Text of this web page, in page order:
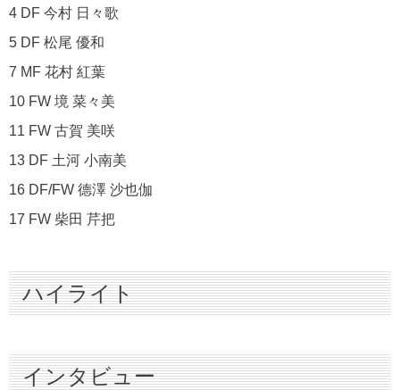
4 DF 今村 日々歌
5 DF 松尾 優和
7 MF 花村 紅葉
10 FW 境 菜々美
11 FW 古賀 美咲
13 DF 土河 小南美
16 DF/FW 德澤 沙也伽
17 FW 柴田 芹把
ハイライト
インタビュー